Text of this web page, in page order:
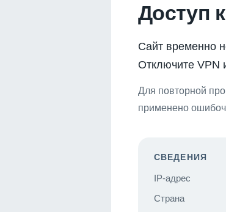
Доступ
Сайт временно
Отключите VPN
Для повторной
применено
СВЕДЕНИЯ
IP-адрес
Страна